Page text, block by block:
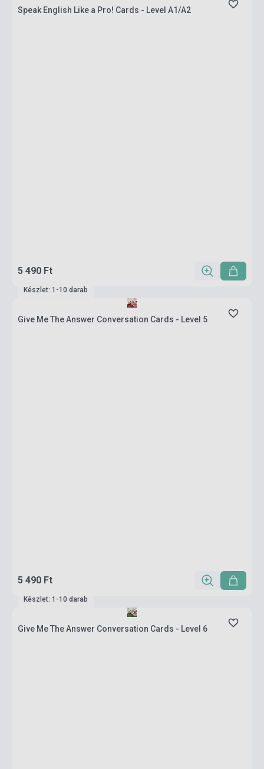
Speak English Like a Pro! Cards - Level A1/A2
5 490 Ft
Készlet: 1-10 darab
Give Me The Answer Conversation Cards - Level 5
5 490 Ft
Készlet: 1-10 darab
Give Me The Answer Conversation Cards - Level 6